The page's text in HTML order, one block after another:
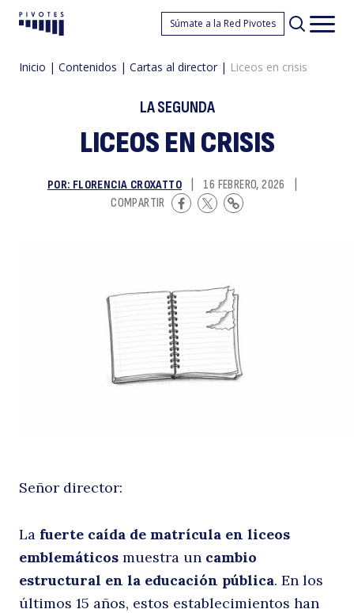
Pivotes Súmate a la Red Pivotes
Inicio | Contenidos | Cartas al director | Liceos en crisis
LA SEGUNDA
LICEOS EN CRISIS
POR: FLORENCIA CROXATTO 16 FEBRERO, 2026
COMPARTIR
Señor director:
La fuerte caída de matrícula en liceos
emblemáticos muestra un cambio
estructural en la educación pública. En los
últimos 15 años, estos establecimientos han